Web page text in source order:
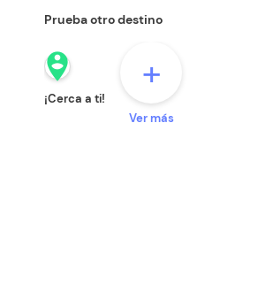
Prueba otro destino
person_pin_circle
¡Cerca a ti!
+
Ver más